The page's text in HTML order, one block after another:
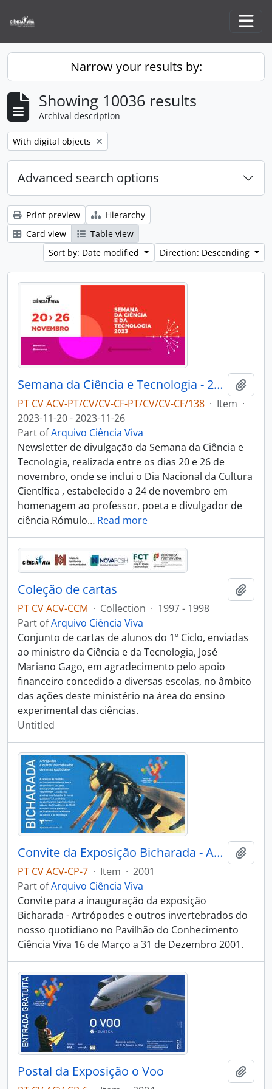
Narrow your results by:
Showing 10036 results
Archival description
Remove filter:
With digital objects
Advanced search options
Print preview
Hierarchy
Card view
Table view
Sort by: Date modified
Direction: Descending
Semana da Ciência e Tecnologia - 2023
PT CV ACV-PT/CV/CV-CF-PT/CV/CV-CF/138 · Item ·
2023-11-20 - 2023-11-26
Part ofArquivo Ciência Viva
Newsletter de divulgação da Semana da Ciência e
Tecnologia, realizada entre os dias 20 e 26 de
novembro, onde se inclui o Dia Nacional da Cultura
Científica , estabelecido a 24 de novembro em
homenagem ao professor, poeta e divulgador de
ciência Rómulo… Read more
Coleção de cartas
PT CV ACV-CCM · Collection · 1997 - 1998
Part ofArquivo Ciência Viva
Conjunto de cartas de alunos do 1º Ciclo, enviadas
ao ministro da Ciência e da Tecnologia, José
Mariano Gago, em agradecimento pelo apoio
financeiro concedido a diversas escolas, no âmbito
das ações deste ministério na área do ensino
experimental das ciências.
Untitled
Convite da Exposição Bicharada - Artrópodes e outros invertebrados do nosso quotidiano
PT CV ACV-CP-7 · Item · 2001
Part ofArquivo Ciência Viva
Convite para a inauguração da exposição
Bicharada - Artrópodes e outros invertebrados do
nosso quotidiano no Pavilhão do Conhecimento
Ciência Viva 16 de Março a 31 de Dezembro 2001.
Postal da Exposição o Voo